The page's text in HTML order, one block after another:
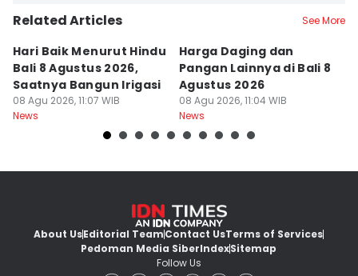
Related Articles See More
Hari Baik Menurut Hindu
Bali 8 Agustus 2026,
Saatnya Bangun Irigasi
08 Agu 2026, 11:07 WIB
News
Harga Daging dan
Pangan Lainnya di Bali 8
Agustus 2026
08 Agu 2026, 11:04 WIB
News
About UsEditorial TeamContact UsTerms of Services
Pedoman Media SiberIndexSitemap
Follow Us